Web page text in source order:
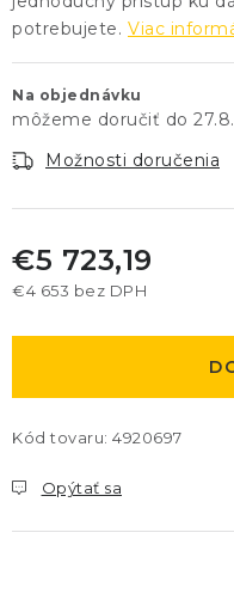
potrebujete. Viac
Na objednávku
Možnosti doručenia
€5 723,19
€4 653 bez DPH
Kód tovaru: 4920697
Opýtať sa